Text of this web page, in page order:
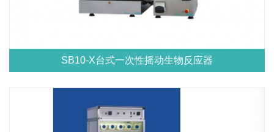
SB10-X台式一次性摇动生物反应器